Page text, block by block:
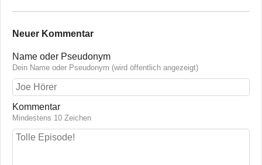
Neuer Kommentar
Name oder Pseudonym
Dein Name oder Pseudonym (wird öffentlich angezeigt)
Kommentar
Mindestens 10 Zeichen